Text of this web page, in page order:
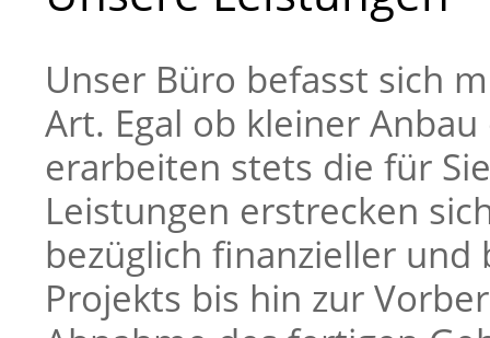
Unser Büro befasst sich
Art. Egal ob kleiner
erarbeiten stets die für
Leistungen erstrecken
bezüglich finanzieller
Projekts bis hin zur